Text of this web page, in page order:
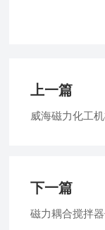
上一篇
威海磁力化工
下一篇
磁力耦合搅拌